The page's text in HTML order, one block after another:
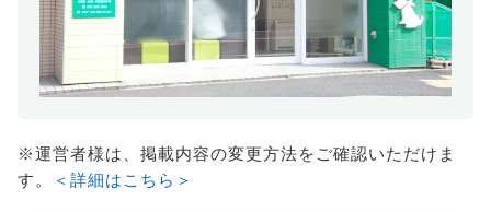
※運営者様は、掲載内容の変更方法をご確認いただけま
す。
＜詳細はこちら＞